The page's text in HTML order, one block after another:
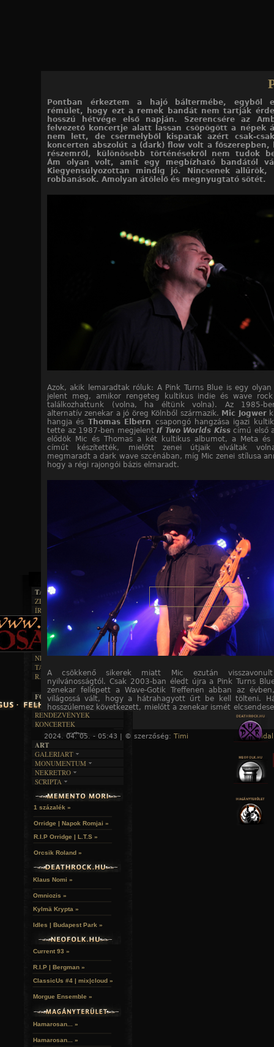
Blue | 2024. 03. 29. | A38
Pontban érkeztem a hajó báltermébe, egyből
rémület, hogy ezt a remek bandát nem tartják
hosszú hétvége első napján. Szerencsére az
felvezető koncertje alatt lassan csöpögött a népek
nem lett, de csermelyből kispatak azért csak-
koncerten abszolút a (dark) flow volt a főszerepben,
részemről, különösebb történésekről nem tudok
Ám olyan volt, amit egy megbízható bandától
Kiegyensúlyozottan mindig jó. Nincsenek allűrök,
robbanások. Amolyan átölelő és megnyugtató sötét.
Azok, akik lemaradtak róluk: A Pink Turns Blue is egy olyan
jelent meg, amikor rengeteg kultikus indie és wave rock
találkozhattunk (volna, ha éltünk volna). Az 1985-
alternatív zenekar a jó öreg Kölnből származik. Mic Jogwer
hangja és Thomas Elbern csapongó hangzása igazi
tette az 1987-ben megjelentIf Two Worlds Kisscímű első
elődök Mic és Thomas a két kultikus albumot, a Meta és
címűt készítették, mielőtt zenei útjaik elváltak
megmaradt a dark wave szcénában, míg Mic zenei stílusa
hogy a régi rajongói bázis elmaradt.
A csökkenő sikerek miatt Mic ezután
nyilvánosságtól. Csak 2003-ban éledt újra a Pink Turns
zenekar fellépett a Wave-Gotik Treffenen abban az
világossá vált, hogy a hátrahagyott űrt be kell tölteni.
hosszúlemez következett, mielőtt a zenekar ismét
6 év telt el, majd a Pink Turns Blue 2016-ban
hamvaiból a
című
jelenik meg aTaintedcímű album, amely egyben az
katalizátora is volt.
Az A38-on egy Best of válogatást kaphattunk
Walking on Both Sides
ezerszer hallott slágerekkel, hogy senkit nem tört meg
ábrándjaiban.
2024. 04. 05. - 05:43 | © szerzőség: Timi « Főoldal
TAJTÉKOS LAPOK
ZENE
INTERJÚK
FORDÍTÁSOK
DALSZÖVEGEK
ÍRÁSOK
IRODALOM
FILM
MŰVÉSZET
ÍRÁSTÖRTÉNET
BOSZORKÁNYKONYHA
FEKETE HUMOR
KÉPES
SZÖVEGES
RENDEZVÉNYEK
NEKROMANTIKA
AKTUÁLIS
A MÚLT
TAJTÉKOS NAPOK
R.I.P.
FOTÓGALÉRIA
FESZTIVÁLOK
RENDEZVÉNYEK
KONCERTEK
ART
GALERIART
ARTGALERI
KÉPREGÉNYEK
LAKÁSKULTS
MONUMENTUM
TEMETŐK
TEMPLOMOK
VÁRAK
HELYEK
NEKRETRO
SZUBKULT
FEKETE LYUK
RELIKVIÁK
SCRIPTA
NOVELLÁK
VERSEK
1 százalék »
Orridge | Napok Romjai »
R.I.P Orridge | L.T.S »
Orcsik Roland »
Klaus Nomi »
Omniozis »
Kylmä Krypta »
Idles | Budapest Park »
Current 93 »
R.I.P | Bergman »
ClassicUs #4 | mix|cloud »
Morgue Ensemble »
Hamarosan... »
Hamarosan... »